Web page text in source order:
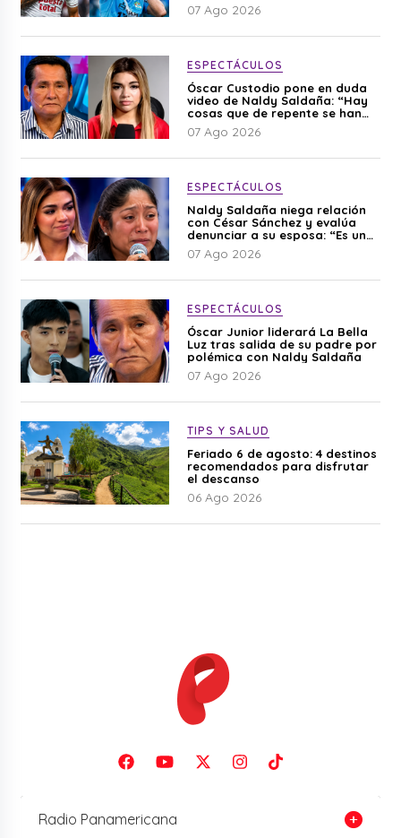
07 Ago 2026
ESPECTÁCULOS
Óscar Custodio pone en duda
video de Naldy Saldaña: “Hay
cosas que de repente se han
editado”
07 Ago 2026
ESPECTÁCULOS
Naldy Saldaña niega relación
con César Sánchez y evalúa
denunciar a su esposa: “Es una
difamación”
07 Ago 2026
ESPECTÁCULOS
Óscar Junior liderará La Bella
Luz tras salida de su padre por
polémica con Naldy Saldaña
07 Ago 2026
TIPS Y SALUD
Feriado 6 de agosto: 4 destinos
recomendados para disfrutar
el descanso
06 Ago 2026
Radio Panamericana